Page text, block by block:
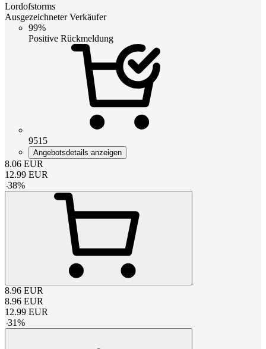
Lordofstorms
Ausgezeichneter Verkäufer
99%
Positive Rückmeldung
9515
Angebotsdetails anzeigen
8.06 EUR
12.99 EUR
-38%
8.96 EUR
8.96 EUR
12.99 EUR
-31%